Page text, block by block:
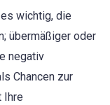
wichtig, die
übermäßiger oder
negativ
Chancen zur
Ihre